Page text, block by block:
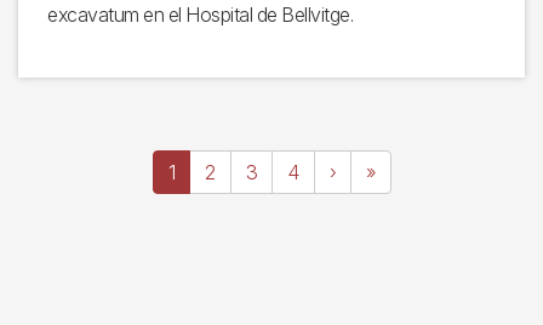
excavatum en el Hospital de Bellvitge.
Página
actual
1 Page
2 Page
3 Page
4
Siguiente
página
›
Última
página
»